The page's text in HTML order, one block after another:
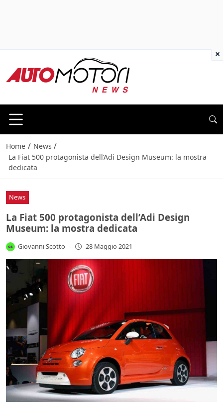
Home / News /
La Fiat 500 protagonista dell’Adi Design Museum: la mostra
dedicata
News
La Fiat 500 protagonista dell’Adi Design
Museum: la mostra dedicata
Giovanni Scotto - 28 Maggio 2021
×